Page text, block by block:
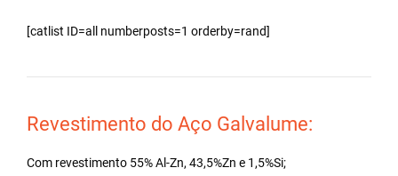
[catlist ID=all numberposts=1 orderby=rand]
Revestimento do Aço Galvalume:
Com revestimento 55% Al-Zn, 43,5%Zn e 1,5%Si;